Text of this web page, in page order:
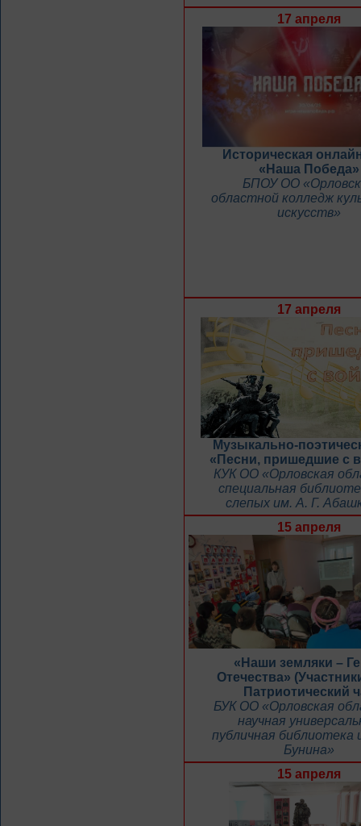
17 апреля
Историческая
«Наша Победа»
БПОУ ОО
областной колледж
искусств»
17 апреля
Музыкально-
«Песни, пришедшие с
КУК ОО «Орловская
специальная
слепых им. А. Г.
15 апреля
«Наши земляки –
Отечества»
Патриотический
БУК ОО «Орловская
научная
публичная библиотека
Бунина»
15 апреля